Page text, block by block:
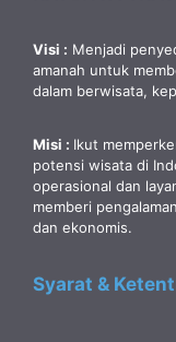
Visi : Menjadi
amanah untuk
dalam berwisata,
Misi : Ikut
potensi wisata di
operasional dan
memberi
dan ekonomis.
Syarat &